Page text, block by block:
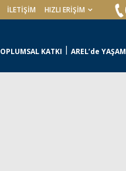
İLETIŞIM HIZLI ERİŞİM
KATKI AREL’de YAŞAM